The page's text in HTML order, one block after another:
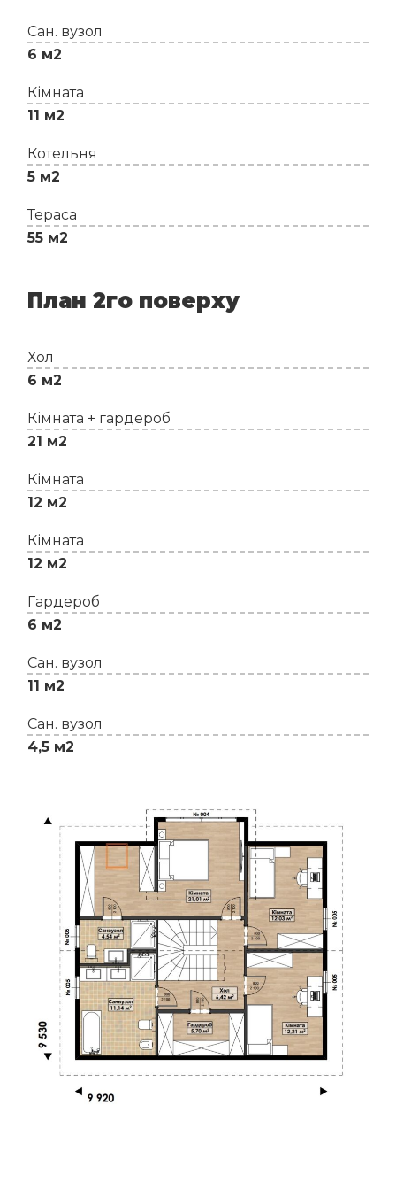
Сан. вузол
6 м2
Кімната
11 м2
Котельня
5 м2
Тераса
55 м2
План 2го поверху
Хол
6 м2
Кімната + гардероб
21 м2
Кімната
12 м2
Кімната
12 м2
Гардероб
6 м2
Сан. вузол
11 м2
Сан. вузол
4,5 м2